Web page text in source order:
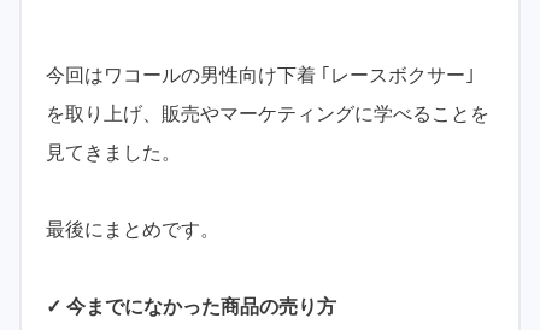
今回はワコールの男性向け下着 ｢レースボクサー｣
を取り上げ、販売やマーケティングに学べることを
見てきました。
最後にまとめです。
✓ 今までになかった商品の売り方